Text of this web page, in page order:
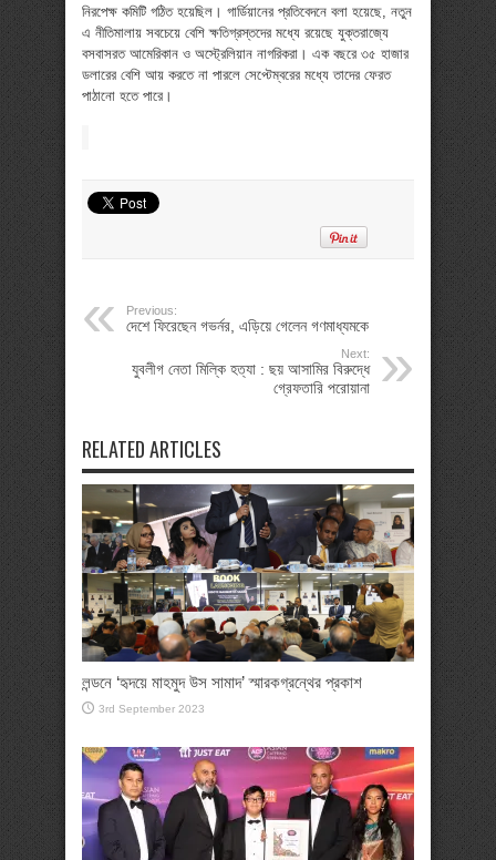
নিরপেক্ষ কমিটি গঠিত হয়েছিল। গার্ডিয়ানের প্রতিবেদনে বলা হয়েছে, নতুন
এ নীতিমালায় সবচেয়ে বেশি ক্ষতিগ্রস্তদের মধ্যে রয়েছে যুক্তরাজ্যে
বসবাসরত আমেরিকান ও অস্ট্রেলিয়ান নাগরিকরা। এক বছরে ৩৫ হাজার
ডলারের বেশি আয় করতে না পারলে সেপ্টেম্বরের মধ্যে তাদের ফেরত
পাঠানো হতে পারে।
Previous:
দেশে ফিরেছেন গভর্নর, এড়িয়ে গেলেন গণমাধ্যমকে
Next:
যুবলীগ নেতা মিল্কি হত্যা : ছয় আসামির বিরুদ্ধে
গ্রেফতারি পরোয়ানা
RELATED ARTICLES
লন্ডনে ‘হৃদয়ে মাহমুদ উস সামাদ’ স্মারকগ্রন্থের প্রকাশ
3rd September 2023